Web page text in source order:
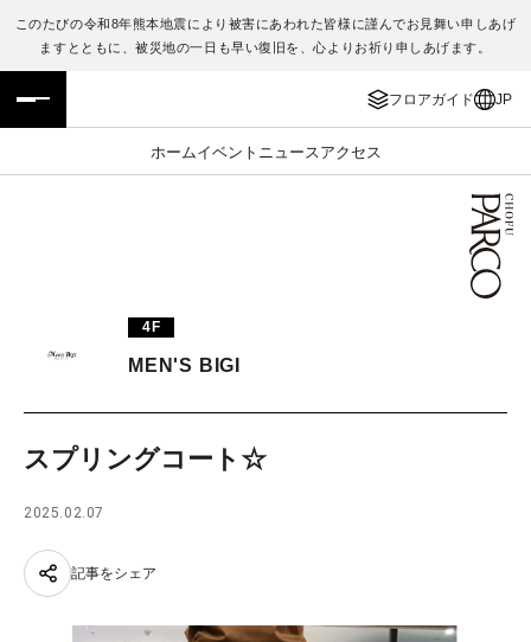
このたびの令和8年熊本地震により被害にあわれた皆様に謹んでお見舞い申しあげ
ますとともに、被災地の一日も早い復旧を、心よりお祈り申しあげます。
フロアガイド JP
ホームイベント ニュース アクセス
フロアガイド
施設案内・アクセス
TAX FREE
ENGLISH
繁体字
日本語
4F
MEN'S BIGI
スプリングコート☆
2025.02.07
記事をシェア